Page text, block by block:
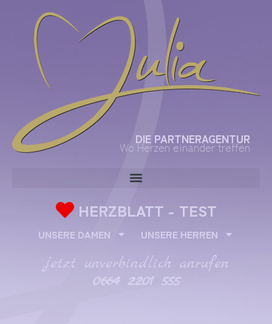
Wo Herzen einander treffen
DIE PARTNERAGENTUR
HERZBLATT - TEST
UNSERE DAMEN UNSERE HERREN
jetzt unverbindlich anrufen
0664 2201 555